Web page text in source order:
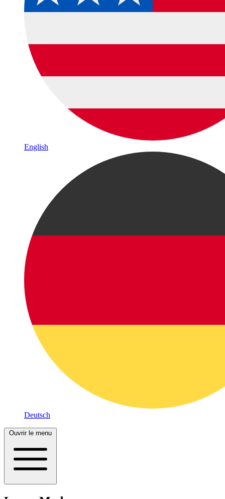
English
Deutsch
Ouvrir le menu